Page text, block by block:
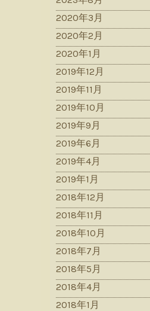
2020年3月
2020年2月
2020年1月
2019年12月
2019年11月
2019年10月
2019年9月
2019年6月
2019年4月
2019年1月
2018年12月
2018年11月
2018年10月
2018年7月
2018年5月
2018年4月
2018年1月